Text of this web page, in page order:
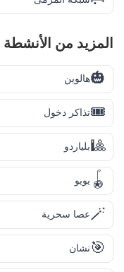
المزيد من الأنشطة
🎃هالوين
🎟️تذاكر دخول
🎱بلياردو
🪀 يويو
🪄عصا سحرية
🎯نشان